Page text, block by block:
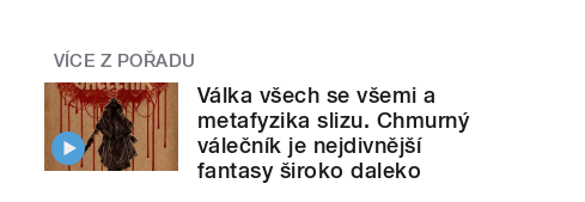
VÍCE Z POŘADU
Válka všech se všemi a
metafyzika slizu. Chmurný
válečník je nejdivnější
fantasy široko daleko